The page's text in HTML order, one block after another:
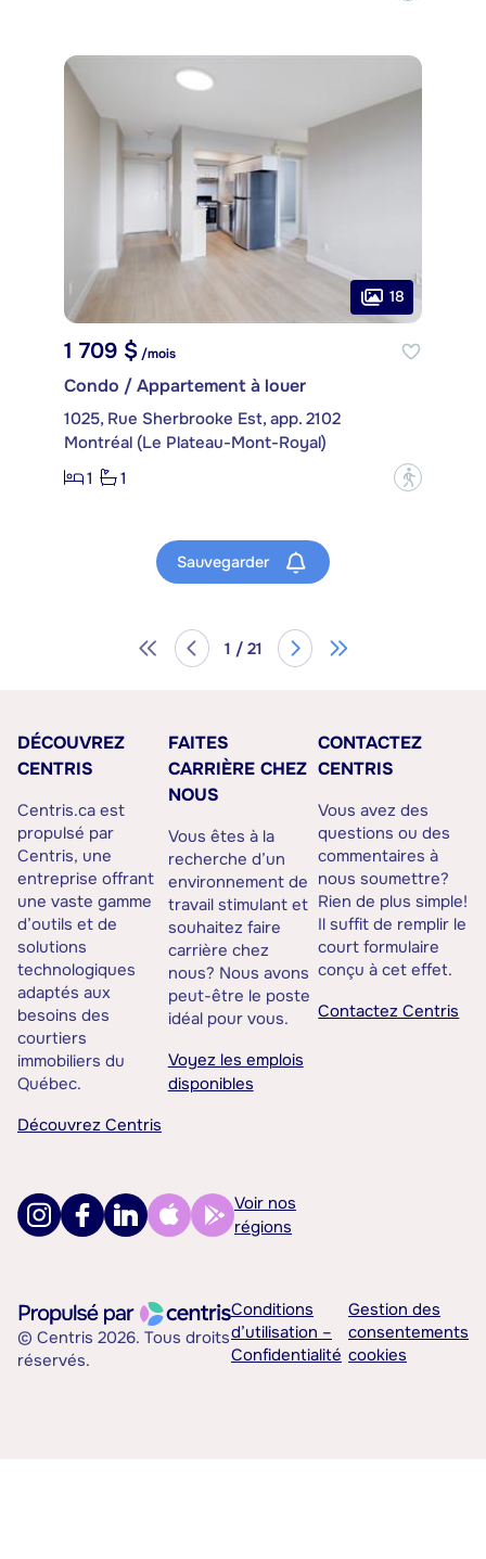
18
1 709 $/mois
Condo / Appartement à louer
1025, Rue Sherbrooke Est, app. 2102
Montréal (Le Plateau-Mont-Royal)
1
1 ?
Sauvegarder
1 / 21
DÉCOUVREZ
CENTRIS
Centris.ca est
propulsé par
Centris, une
entreprise offrant
une vaste gamme
d’outils et de
solutions
technologiques
adaptés aux
besoins des
courtiers
immobiliers du
Québec.
Découvrez Centris
FAITES
CARRIÈRE CHEZ
NOUS
Vous êtes à la
recherche d’un
environnement de
travail stimulant et
souhaitez faire
carrière chez
nous? Nous avons
peut-être le poste
idéal pour vous.
Voyez les emplois
disponibles
CONTACTEZ
CENTRIS
Vous avez des
questions ou des
commentaires à
nous soumettre?
Rien de plus simple!
Il suffit de remplir le
court formulaire
conçu à cet effet.
Contactez Centris
Voir nos
régions
© Centris 2026. Tous droits
réservés.
Conditions
d’utilisation –
Confidentialité
Gestion des
consentements
cookies